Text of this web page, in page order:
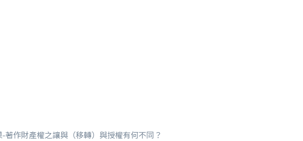
著作財產權之讓與（移轉）與授權有何不同？